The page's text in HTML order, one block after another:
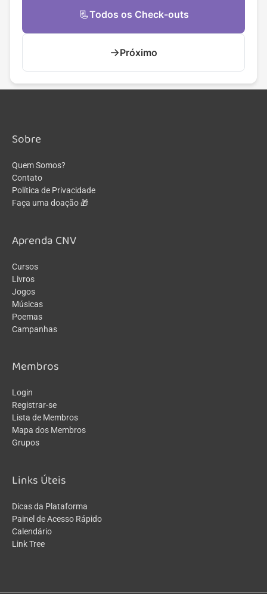
📃Todos os Check-outs
→Próximo
Sobre
Quem Somos?
Contato
Política de Privacidade
Faça uma doação 🎁
Aprenda CNV
Cursos
Livros
Jogos
Músicas
Poemas
Campanhas
Membros
Login
Registrar-se
Lista de Membros
Mapa dos Membros
Grupos
Links Úteis
Dicas da Plataforma
Painel de Acesso Rápido
Calendário
Link Tree